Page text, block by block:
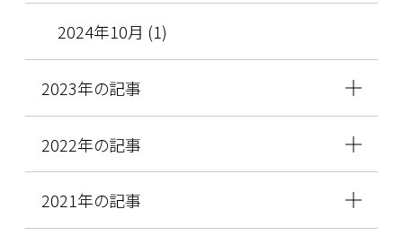
2024年10月 (1)
2023年の記事
2022年の記事
2021年の記事